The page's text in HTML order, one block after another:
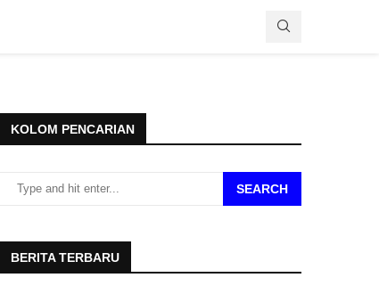
KOLOM PENCARIAN
SEARCH
BERITA TERBARU